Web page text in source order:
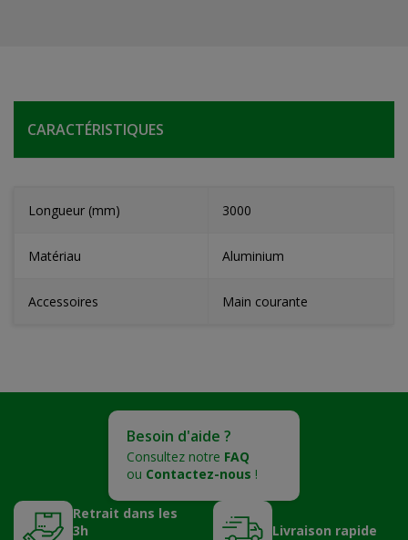
CARACTÉRISTIQUES
Longueur (mm) 3000
Matériau Aluminium
Accessoires Main courante
Besoin d'aide ?
Consultez notre FAQ
ou Contactez-nous !
Retrait dans les
3h
Livraison rapide